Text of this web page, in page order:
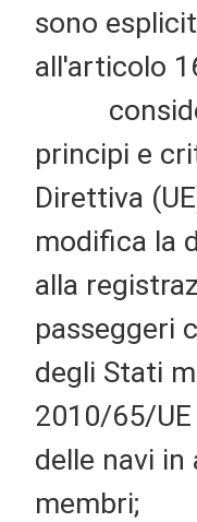
sono
all'articolo
principi e
Direttiva
modifica la
alla
passeggeri
degli Stati
2010/65/
delle navi
membri;